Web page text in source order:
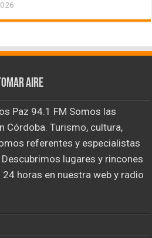
tomar aire
Paz 94.1 FM Somos las
Córdoba. Turismo, cultura,
referentes y especialistas
lugares y rincones
horas en nuestra web y radio